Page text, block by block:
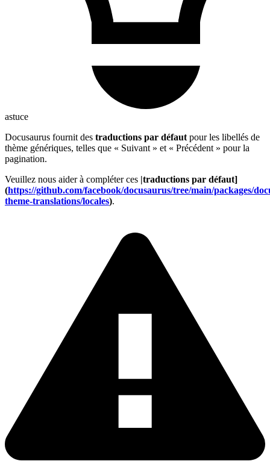
astuce
Docusaurus fournit des traductions par défaut pour les libellés de
thème génériques, telles que « Suivant » et « Précédent » pour la
pagination.
Veuillez nous aider à compléter ces |traductions par défaut]
(https://github.com/facebook/docusaurus/tree/main/packages/
theme-translations/locales).